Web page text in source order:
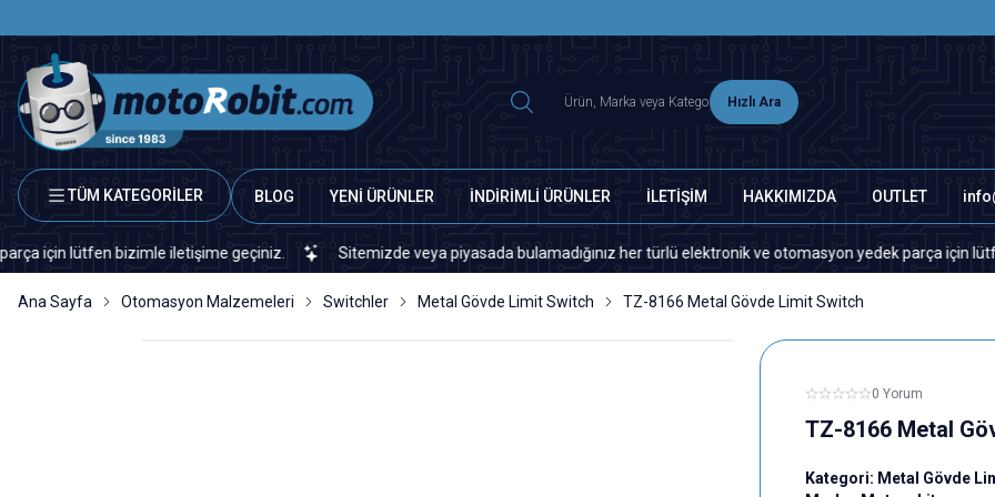
Hızlı Ara
TÜM KATEGORİLER BLOG YENİ ÜRÜNLER İNDİRİMLİ ÜRÜNLER İLETİŞİM HAKKIMIZDA OUTLET
lütfen bizimle iletişime geçiniz. Sitemizde veya piyasada bulamadığınız her türlü elektronik ve otomasyon yedek parça için lütfen
Ana Sayfa Otomasyon Malzemeleri Switchler Metal Gövde Limit Switch TZ-8166 Metal Gövde Limit Switch
0 Yorum
TZ-8166 Metal
Kategori: Metal Gövde